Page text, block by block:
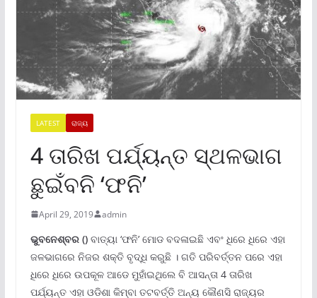
LATEST ରାଜ୍ୟ
4 ତାରିଖ ପର୍ଯ୍ୟନ୍ତ ସ୍ଥଳଭାଗ
ଛୁଇଁବନି ‘ଫନି’
April 29, 2019 admin
ଭୁବନେଶ୍ବର ()ବାତ୍ୟା ‘ଫନି’ ମୋଡ ବଦଳାଇଛି ଏବଂ ଧିରେ ଧିରେ ଏହା
ଜଳଭାଗରେ ନିଜର ଶକ୍ତି ବୃଦ୍ଧି କରୁଛି । ଗତି ପରିବର୍ତ୍ତନ ପରେ ଏହା
ଧିରେ ଧିରେ ଉପକୂଳ ଆଡେ ମୁହାଁଇଥିଲେ ବି ଆସନ୍ତା 4 ତାରିଖ
ପର୍ଯ୍ୟନ୍ତ ଏହା ଓଡିଶା କିମ୍ବା ତଟବର୍ତ୍ତି ଅନ୍ୟ କୌଣସି ରାଜ୍ୟର